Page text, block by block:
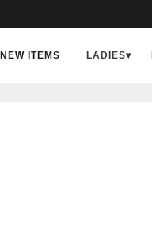
NEW ITEMS LADIES▾